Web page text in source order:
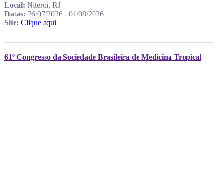
Local: Niterói, RJ
Datas: 26/07/2026 - 01/08/2026
Site: Clique aqui
61º Congresso da Sociedade Brasileira de Medicina Tropical